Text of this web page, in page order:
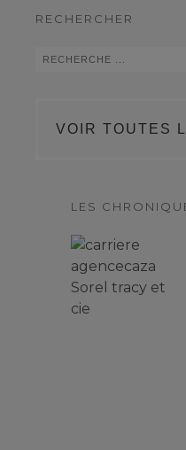
RECHERCHER
VOIR TOUTES
LES